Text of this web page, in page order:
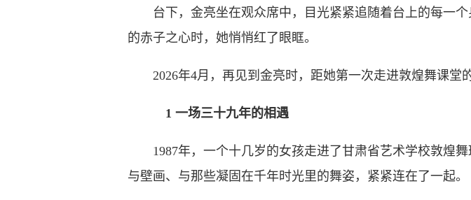
台下，金亮坐在观众席中，目光紧紧追随着台上的每一个
的赤子之心时，她悄悄红了眼眶。
2026年4月，再见到金亮时，距她第一次走进敦煌舞课堂的
1 一场三十九年的相遇
1987年，一个十几岁的女孩走进了甘肃省艺术学校敦煌舞
与壁画、与那些凝固在千年时光里的舞姿，紧紧连在了一起。